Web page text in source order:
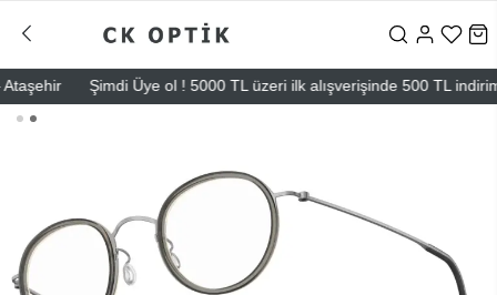
Şimdi Üye ol ! 5000 TL üzeri ilk alışverişinde 500 TL indirim